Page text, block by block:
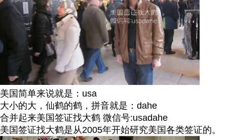
美国简单来说就是：usa
大小的大，仙鹤的鹤，拼音就是：dahe
合并起来美国签证找大鹤 微信号:usadahe
美国签证找大鹤是从2005年开始研究美国各类签证的。